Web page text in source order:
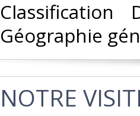
Classification
Géographie
‎NOTRE